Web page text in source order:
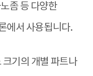
좀 등 다양한
에서 사용됩니다.
크기의 개별 파트나